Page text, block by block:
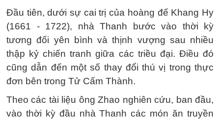
Đầu tiên, dưới sự cai trị của hoàng đế Khang Hy
(1661 - 1722), nhà Thanh bước vào thời kỳ
tương đối yên bình và thịnh vượng sau nhiều
thập kỷ chiến tranh giữa các triều đại. Điều đó
cũng dẫn đến một số thay đổi thú vị trong thực
đơn bên trong Tử Cấm Thành.
Theo các tài liệu ông Zhao nghiên cứu, ban đầu,
vào thời kỳ đầu nhà Thanh các món ăn truyền